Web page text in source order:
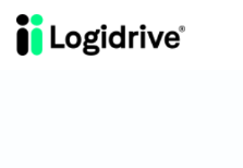
Aller au contenu principal